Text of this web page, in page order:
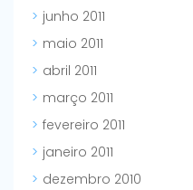
junho 2011
maio 2011
abril 2011
março 2011
fevereiro 2011
janeiro 2011
dezembro 2010